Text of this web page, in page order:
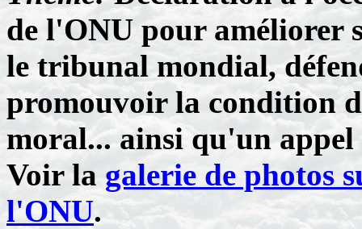
de l'ONU pour améliorer
le tribunal mondial,
promouvoir la condition
moral... ainsi qu'un
Voir la galerie de photos
l'ONU.